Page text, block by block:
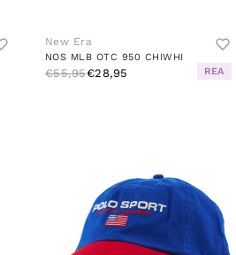
New Era
NOS MLB OTC 950 CHIWHI
€55,95€28,95 REA